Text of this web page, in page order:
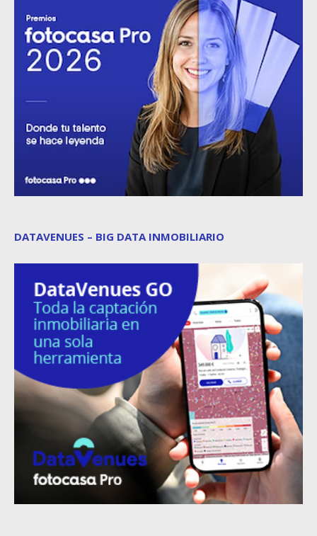
DATAVENUES – BIG DATA INMOBILIARIO